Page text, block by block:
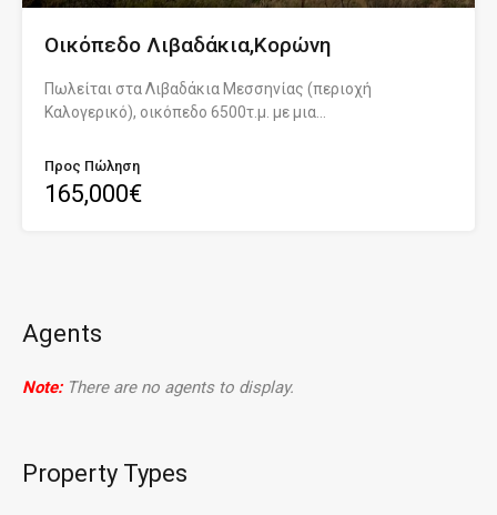
Οικόπεδο Λιβαδάκια,Κορώνη
Πωλείται στα Λιβαδάκια Μεσσηνίας (περιοχή
Καλογερικό), οικόπεδο 6500τ.μ. με μια…
Προς Πώληση
165,000€
Agents
Note:There are no agents to display.
Property Types